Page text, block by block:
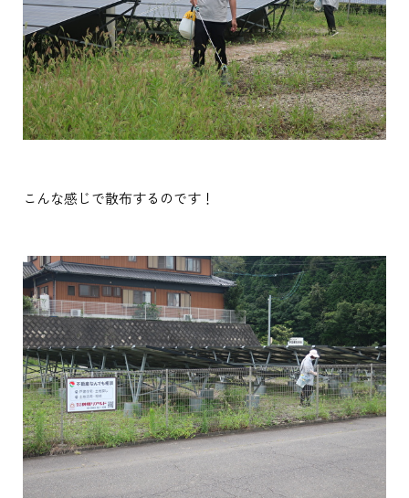
こんな感じで散布するのです！